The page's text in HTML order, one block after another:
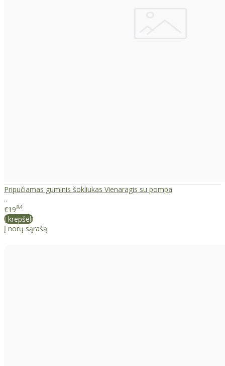
Pripučiamas guminis šokliukas Vienaragis su pompa
..
€1984
Į krepšelį
Į norų sąrašą